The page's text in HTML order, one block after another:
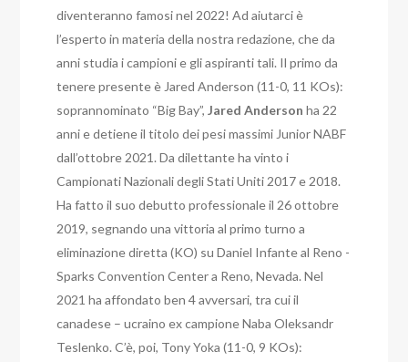
diventeranno famosi nel 2022! Ad aiutarci è
l’esperto in materia della nostra redazione, che da
anni studia i campioni e gli aspiranti tali. Il primo da
tenere presente è Jared Anderson (11-0, 11 KOs):
soprannominato “Big Bay”,Jared Anderson ha 22
anni e detiene il titolo dei pesi massimi Junior NABF
dall’ottobre 2021. Da dilettante ha vinto i
Campionati Nazionali degli Stati Uniti 2017 e 2018.
Ha fatto il suo debutto professionale il 26 ottobre
2019, segnando una vittoria al primo turno a
eliminazione diretta (KO) su Daniel Infante al Reno -
Sparks Convention Center a Reno, Nevada. Nel
2021 ha affondato ben 4 avversari, tra cui il
canadese – ucraino ex campione Naba Oleksandr
Teslenko. C’è, poi, Tony Yoka (11-0, 9 KOs):